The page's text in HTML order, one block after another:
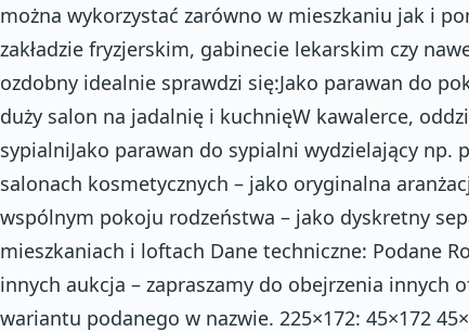
można wykorzystać zarówno w mieszkaniu jak i
zakładzie fryzjerskim, gabinecie lekarskim czy
ozdobny idealnie sprawdzi się:Jako parawan do
duży salon na jadalnię i kuchnięW kawalerce,
sypialniJako parawan do sypialni wydzielający np.
salonach kosmetycznych – jako oryginalna
wspólnym pokoju rodzeństwa – jako dyskretny
mieszkaniach i loftach Dane techniczne: Podane
innych aukcja – zapraszamy do obejrzenia innych
wariantu podanego w nazwie. 225×172: 45×172